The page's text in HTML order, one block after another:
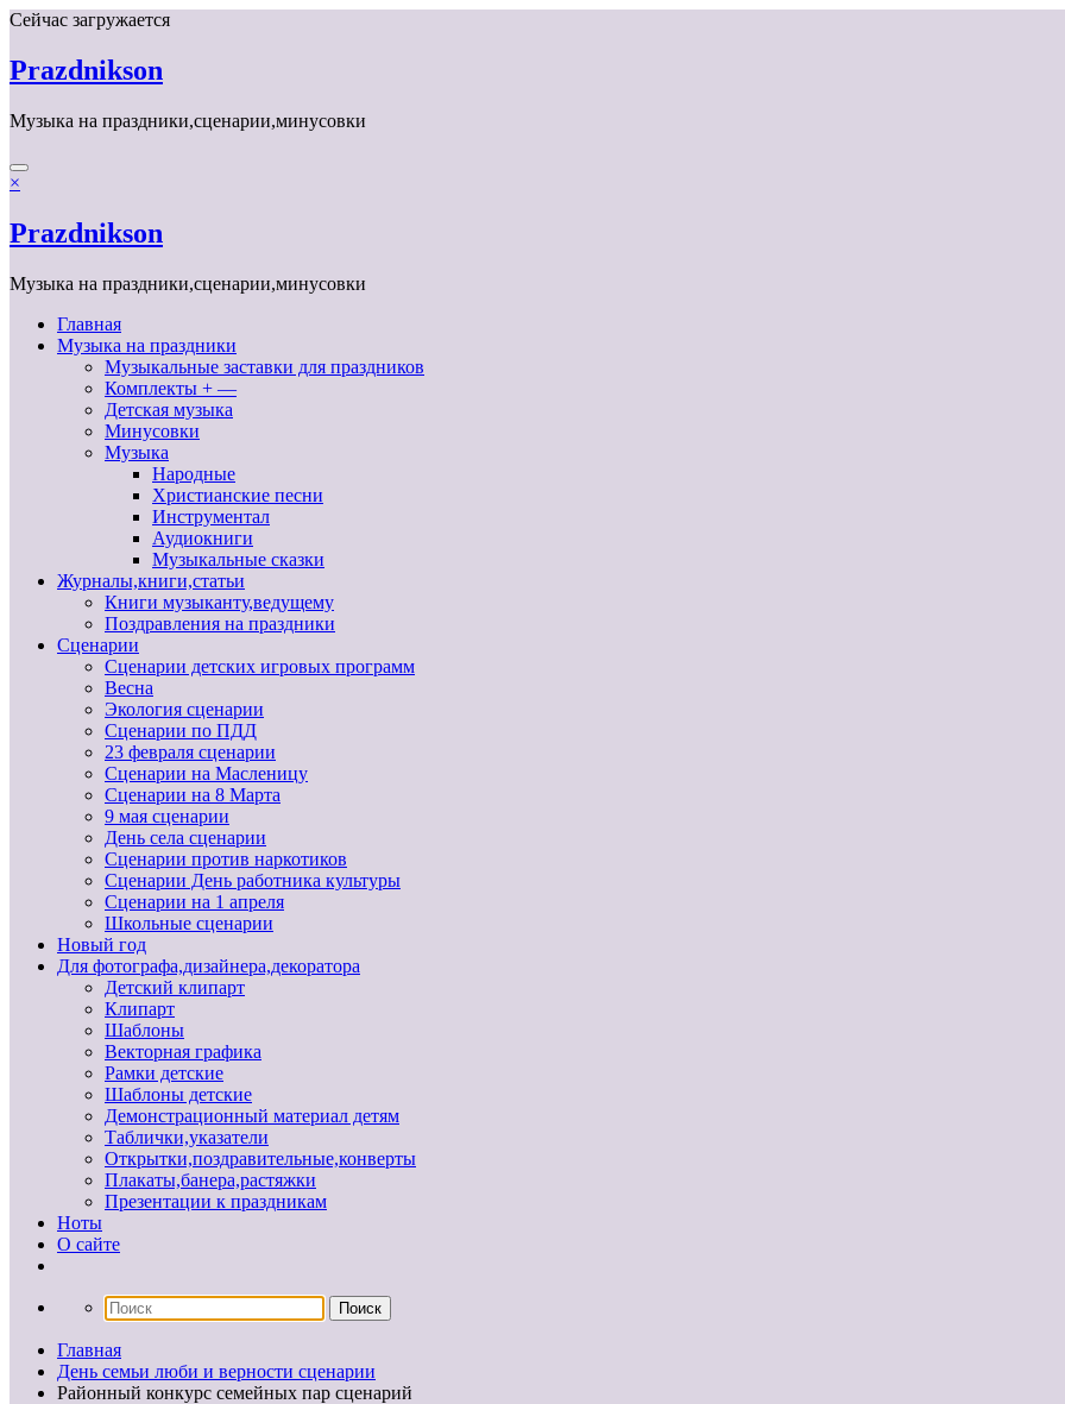
Перейти
содержимому
Сейчас загружается
Prazdnikson
Музыка на праздники,сценарии,минусовки
×
Prazdnikson
Музыка на праздники,сценарии,минусовки
Главная
Музыка на праздники
Музыкальные заставки для праздников
Комплекты + —
Детская музыка
Минусовки
Музыка
Народные
Христианские песни
Инструментал
Аудиокниги
Музыкальные сказки
Журналы,книги,статьи
Книги музыканту,ведущему
Поздравления на праздники
Сценарии
Сценарии детских игровых программ
Весна
Экология сценарии
Сценарии по ПДД
23 февраля сценарии
Сценарии на Масленицу
Сценарии на 8 Марта
9 мая сценарии
День села сценарии
Сценарии против наркотиков
Сценарии День работника культуры
Сценарии на 1 апреля
Школьные сценарии
Новый год
Для фотографа,дизайнера,декоратора
Детский клипарт
Клипарт
Шаблоны
Векторная графика
Рамки детские
Шаблоны детские
Демонстрационный материал детям
Таблички,указатели
Открытки,поздравительные,конверты
Плакаты,банера,растяжки
Презентации к праздникам
Ноты
О сайте
Главная
День семьи люби и верности сценарии
Районный конкурс семейных пар сценарий